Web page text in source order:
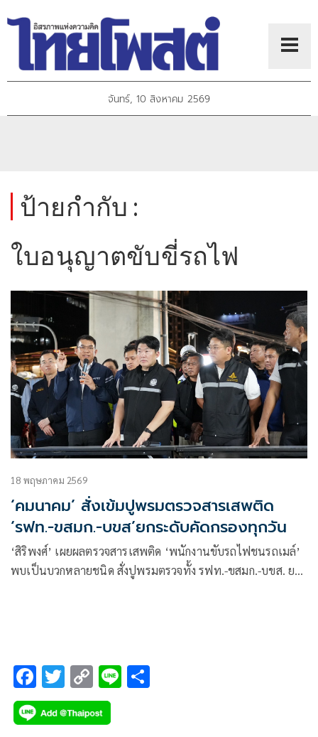
จันทร์, 10 สิงหาคม 2569
ป้ายกำกับ :
ใบอนุญาตขับขี่รถไฟ
18 พฤษภาคม 2569
‘คมนาคม’ สั่งเข้มปูพรมตรวจสารเสพติด
‘รฟท.-ขสมก.-บขส’ยกระดับคัดกรองทุกวัน
‘สิริพงศ์’ เผยผลตรวจสารเสพติด ‘พนักงานขับรถไฟชนรถเมล์’
พบเป็นบวกหลายชนิด สั่งปูพรมตรวจทั้ง รฟท.-ขสมก.-บขส. ยก
F
ac
e
T
wi
tt
C
o
p
Li